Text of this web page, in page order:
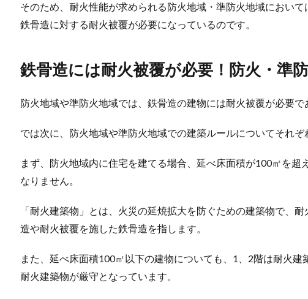
そのため、耐火性能が求められる防火地域・準防火地域において
鉄骨造に対する耐火被覆が必要になっているのです。
鉄骨造には耐火被覆が必要！防火・準
防火地域や準防火地域では、鉄骨造の建物には耐火被覆が必要で
では次に、防火地域や準防火地域での建築ルールについてそれぞ
まず、防火地域内に住宅を建てる場合、延べ床面積が100㎡を
なりません。
「耐火建築物」とは、火災の延焼拡大を防ぐための建築物で、
造や耐火被覆を施した鉄骨造を指します。
また、延べ床面積100㎡以下の建物についても、1、2階は耐火
耐火建築物が厳守となっています。